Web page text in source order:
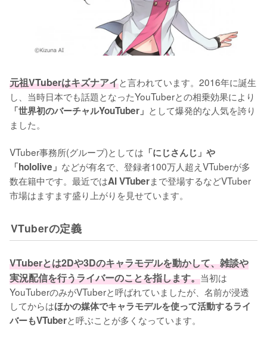
元祖VTuberはキズナアイと言われています。2016年に誕生
し、当時日本でも話題となったYouTuberとの相乗効果により
「世界初のバーチャルYouTuber」 として爆発的な人気を誇り
ました。
VTuber事務所(グループ)としては 「にじさんじ」や
「hololive」 などが有名で、登録者100万人超えVTuberが多
数在籍中です。最近ではAI VTuberまで登場するなどVTuber
市場はますます盛り上がりを見せています。
VTuberの定義
VTuberとは2Dや3Dのキャラモデルを動かして、雑談や
実況配信を行うライバーのことを指します。当初は
YouTuberのみがVTuberと呼ばれていましたが、名前が浸透
してからはほかの媒体でキャラモデルを使って活動するライ
バーもVTuberと呼ぶことが多くなっています。